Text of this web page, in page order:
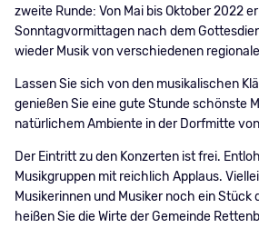
zweite Runde: Von Mai bis Oktober 2022
Sonntagvormittagen nach dem
wieder Musik von verschiedenen
Lassen Sie sich von den musikalischen
genießen Sie eine gute Stunde schönste
natürlichem Ambiente in der Dorfmitte
Der Eintritt zu den Konzerten ist frei.
Musikgruppen mit reichlich Applaus.
Musikerinnen und Musiker noch ein Stück
heißen Sie die Wirte der Gemeinde